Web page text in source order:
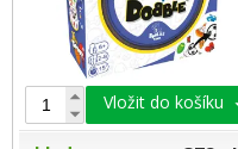
Vložit do košíku